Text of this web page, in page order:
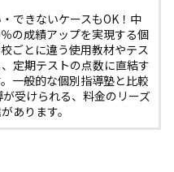
できないケースもOK！中
の成績アップを実現する個
ごとに違う使用教材やテス
定期テストの点数に直結す
一般的な個別指導塾と比較
受けられる、料金のリーズ
あります。